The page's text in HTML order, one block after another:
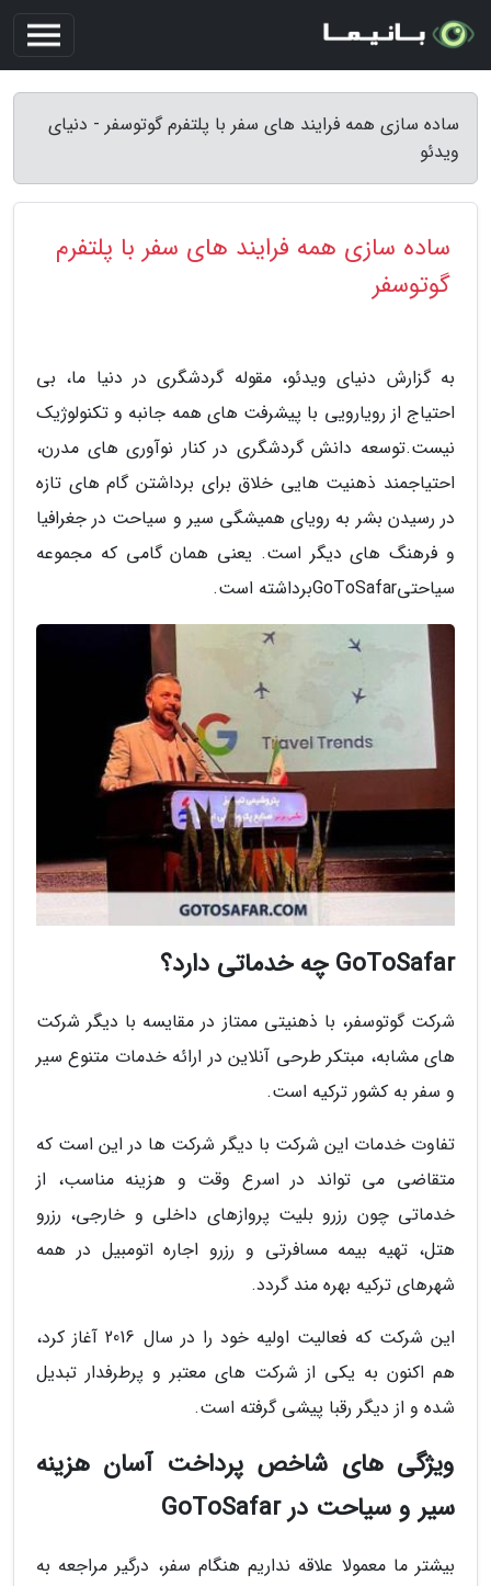
ساده سازی همه فرایند های سفر با پلتفرم گوتوسفر - دنیای
ویدئو
ساده سازی همه فرایند های سفر با پلتفرم
گوتوسفر
به گزارش دنیای ویدئو، مقوله گردشگری در دنیا ما، بی
احتیاج از رویارویی با پیشرفت های همه جانبه و تکنولوژیک
نیست.توسعه دانش گردشگری در کنار نوآوری های مدرن،
احتیاجمند ذهنیت هایی خلاق برای برداشتن گام های تازه
در رسیدن بشر به رویای همیشگی سیر و سیاحت در جغرافیا
و فرهنگ های دیگر است. یعنی همان گامی که مجموعه
سیاحتیGoToSafarبرداشته است.
GoToSafar چه خدماتی دارد؟
شرکت گوتوسفر، با ذهنیتی ممتاز در مقایسه با دیگر شرکت
های مشابه، مبتکر طرحی آنلاین در ارائه خدمات متنوع سیر
و سفر به کشور ترکیه است.
تفاوت خدمات این شرکت با دیگر شرکت ها در این است که
متقاضی می تواند در اسرع وقت و هزینه مناسب، از
خدماتی چون رزرو بلیت پروازهای داخلی و خارجی، رزرو
هتل، تهیه بیمه مسافرتی و رزرو اجاره اتومبیل در همه
شهرهای ترکیه بهره مند گردد.
این شرکت که فعالیت اولیه خود را در سال 2016 آغاز کرد،
هم اکنون به یکی از شرکت های معتبر و پرطرفدار تبدیل
شده و از دیگر رقبا پیشی گرفته است.
ویژگی های شاخص پرداخت آسان هزینه
سیر و سیاحت در GoToSafar
بیشتر ما معمولا علاقه نداریم هنگام سفر، درگیر مراجعه به